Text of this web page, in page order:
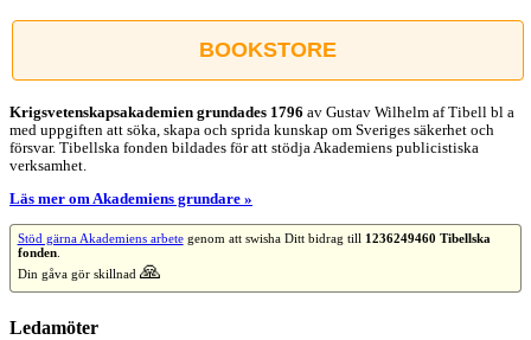
post
BOOKSTORE
Krigsvetenskap­sakademien grundades 1796 av Gustav Wilhelm af Tibell bl a
med uppgiften att söka, skapa och sprida kunskap om Sveriges säkerhet och
försvar. Tibellska fonden bildades för att stödja Akademiens publicistiska
verksamhet.
Läs mer om Akademiens grundare »
Stöd gärna Akademiens arbetegenom att swisha Ditt bidrag till 1236249460 Tibellska
fonden.
Din gåva gör skillnad 🙏
Ledamöter